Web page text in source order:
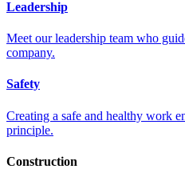
Leadership
Meet our leadership team who
company.
Safety
Creating a safe and healthy work
principle.
Construction